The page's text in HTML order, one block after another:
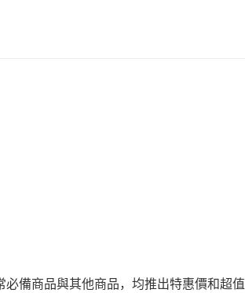
備商品與其他商品，均推出特惠價和超值